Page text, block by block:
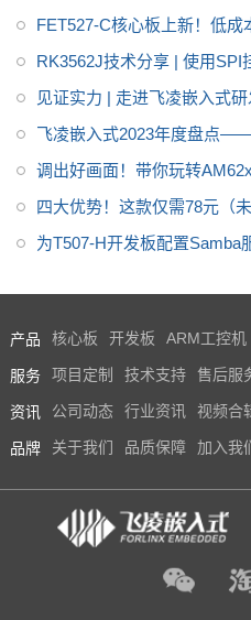
FET527-C核心板上新！低成
RK3562J技术分享 | 使用SPI
法
见证实力 | 走进飞凌嵌入式
飞凌嵌入式2023年度盘点
调出好画面！带你玩转
四大优势！这款仅需78元（
得关注
为T507-H开发板配置Samba
产品 核心板 开发板 ARM工控机
服务 项目定制 技术支持 售后服
资讯 公司动态 行业资讯 视频合
品牌 关于我们 品质保障 加入我